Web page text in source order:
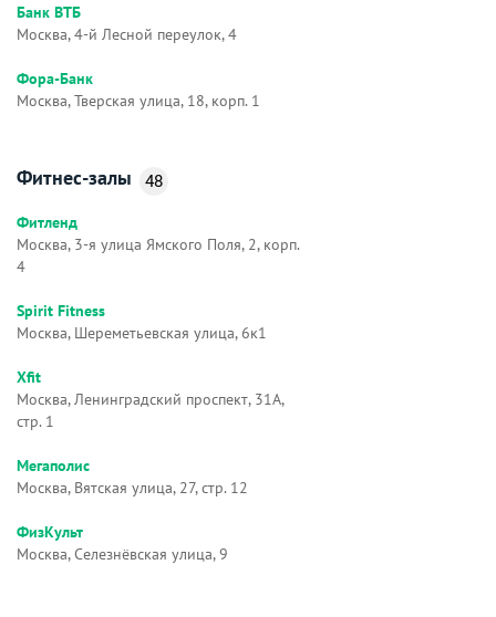
Банк ВТБ
Москва, 4-й Лесной переулок, 4
Фора-Банк
Москва, Тверская улица, 18, корп. 1
Фитнес-залы 48
Фитленд
Москва, 3-я улица Ямского Поля, 2, корп.
4
Spirit Fitness
Москва, Шереметьевская улица, 6к1
Xfit
Москва, Ленинградский проспект, 31А,
стр. 1
Мегаполис
Москва, Вятская улица, 27, стр. 12
ФизКульт
Москва, Селезнёвская улица, 9